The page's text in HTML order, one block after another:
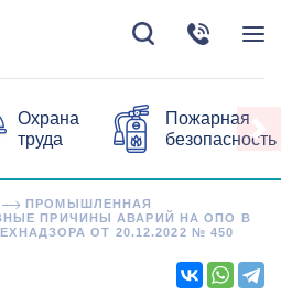
Охрана
труда
Пожарная
безопасность
ПРОМЫШЛЕННАЯ
ПРИЧИНЫ АВАРИЙ НА ОПО В
ОТ 20.12.2022 № 450